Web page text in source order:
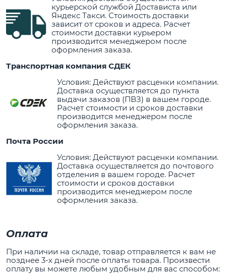
курьерской службой Достависта или
Яндекс Такси. Стоимость доставки
зависит от сроков и адреса. Расчет
стоимости доставки курьером
производится менеджером после
оформления заказа.
Транспортная компания СДЕК
Условия: Действуют расценки компании.
Доставка осуществляется до пункта
выдачи заказов (ПВЗ) в вашем городе.
Расчет стоимости и сроков доставки
производится менеджером после
оформления заказа.
Почта России
Условия: Действуют расценки компании.
Доставка осуществляется до почтового
отделения в вашем городе. Расчет
стоимости и сроков доставки
производится менеджером после
оформления заказа.
Оплата
При наличии на складе, товар отправляется к вам не
позднее 3-х дней после оплаты товара. Произвести
оплату вы можете любым удобным для вас способом: